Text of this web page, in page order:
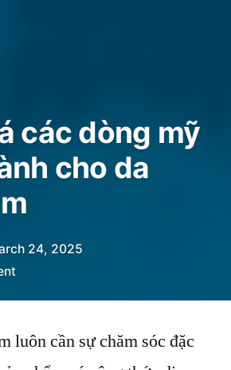
các dòng mỹ
cho da
24, 2025
on
các
luôn cần sự chăm sóc đặc